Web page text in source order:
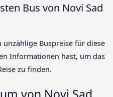
Bus von Novi Sad
unzählige Buspreise für diese
Informationen hast, um das
zu finden.